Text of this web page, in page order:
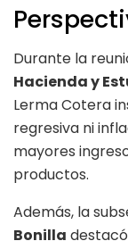
Durante la
Hacienda y
Lerma Cotera
regresiva ni
mayores
productos.
Además, la
Bonilla